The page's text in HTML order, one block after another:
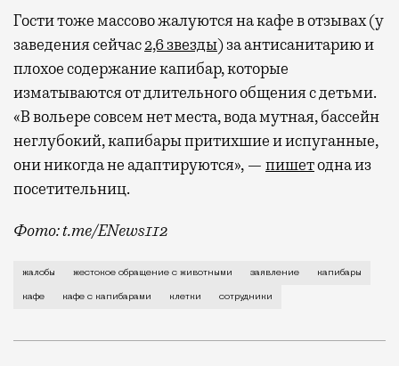
Гости тоже массово жалуются на кафе в отзывах (у
заведения сейчас2,6 звезды) за антисанитарию и
плохое содержание капибар, которые
изматываются от длительного общения с детьми.
«В вольере совсем нет места, вода мутная, бассейн
неглубокий, капибары притихшие и испуганные,
они никогда не адаптируются», — пишетодна из
посетительниц.
Фото: t.me/ENews112
С момента открытия нового контактного кафе с
жалобы жестокое обращение с животными заявление капибары
кафе кафе с капибарами клетки сотрудники